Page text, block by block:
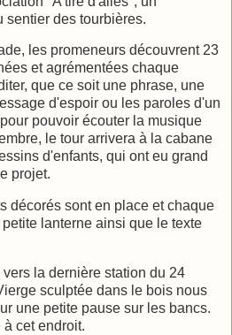
sentier des tourbières.
les promeneurs découvrent 23
et agrémentées chaque
que ce soit une phrase, une
d'espoir ou les paroles d'un
pouvoir écouter la musique
le tour arrivera à la cabane
d'enfants, qui ont eu grand
projet.
décorés sont en place et chaque
lanterne ainsi que le texte
la dernière station du 24
sculptée dans le bois nous
une petite pause sur les bancs.
cet endroit.